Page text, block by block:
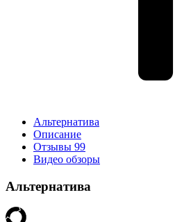
Альтернатива
Описание
Отзывы 99
Видео обзоры
Альтернатива